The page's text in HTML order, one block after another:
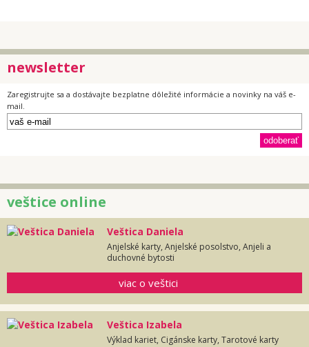
newsletter
Zaregistrujte sa a dostávajte bezplatne dôležité informácie a novinky na váš e-
mail.
veštice online
Veštica Daniela
Anjelské karty, Anjelské posolstvo, Anjeli a
duchovné bytosti
viac o veštici
Veštica Izabela
Výklad kariet, Cigánske karty, Tarotové karty